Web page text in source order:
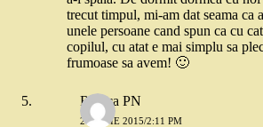
trecut timpul, mi-am dat seama ca
unele persoane cand spun ca cu
copilul, cu atat e mai simplu sa
frumoase sa avem! 🙂
Raluca PN
21 IULIE 2015/2:11 PM